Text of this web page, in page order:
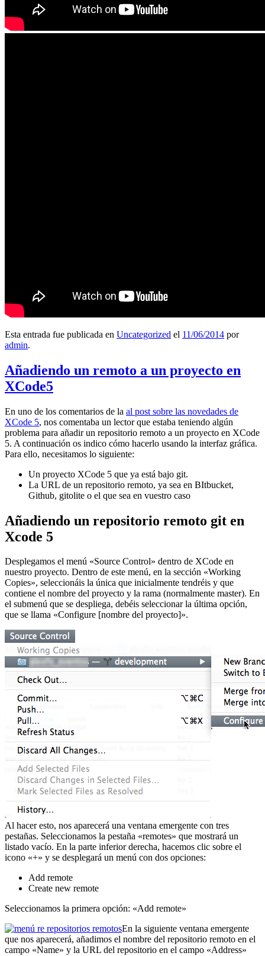
Esta entrada fue publicada en Uncategorized el 11/06/2014 por
admin.
Añadiendo un remoto a un proyecto en
XCode5
En uno de los comentarios de la al post sobre las novedades de
XCode 5, nos comentaba un lector que estaba teniendo algún
problema para añadir un repositorio remoto a un proyecto en XCode
5. A continuación os indico cómo hacerlo usando la interfaz gráfica.
Para ello, necesitamos lo siguiente:
Un proyecto XCode 5 que ya está bajo git.
La URL de un repositorio remoto, ya sea en BItbucket,
Github, gitolite o el que sea en vuestro caso
Añadiendo un repositorio remoto git en
Xcode 5
Desplegamos el menú «Source Control» dentro de XCode en
nuestro proyecto. Dentro de este menú, en la sección «Working
Copies», seleccionáis la única que inicialmente tendréis y que
contiene el nombre del proyecto y la rama (normalmente master). En
el submenú que se despliega, debéis seleccionar la última opción,
que se llama «Configure [nombre del proyecto]».
Al hacer esto, nos aparecerá una ventana emergente con tres
pestañas. Seleccionamos la pestaña «remotes» que mostrará un
listado vacío. En la parte inferior derecha, hacemos clic sobre el
icono «+» y se desplegará un menú con dos opciones:
Add remote
Create new remote
Seleccionamos la primera opción: «Add remote»
En la siguiente ventana emergente
que nos aparecerá, añadimos el nombre del repositorio remoto en el
campo «Name» y la URL del repositorio en el campo «Address»